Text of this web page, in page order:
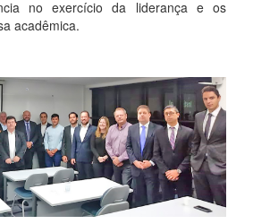
no exercício da liderança e os
acadêmica.